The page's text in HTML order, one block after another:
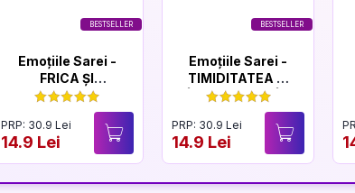
BESTSELLER
Emoțiile Sarei -
FRICA ȘI
CURAJUL
PRP: 30.9 Lei
14.9 Lei
BESTSELLER
Emoțiile Sarei -
TIMIDITATEA ȘI
ÎNCREDEREA ÎN
PRP: 30.9 Lei
14.9 Lei